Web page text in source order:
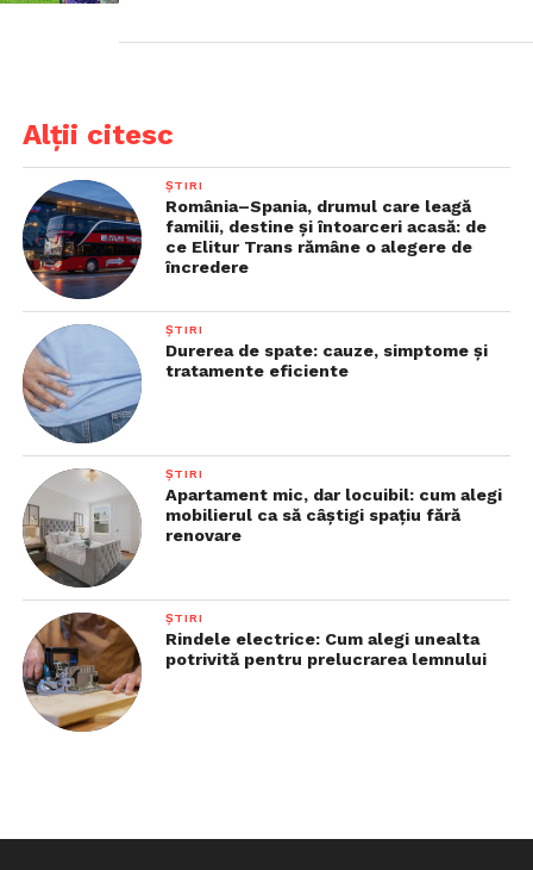
Alții citesc
ȘTIRI
România–Spania, drumul care leagă
familii, destine și întoarceri acasă: de
ce Elitur Trans rămâne o alegere de
încredere
ȘTIRI
Durerea de spate: cauze, simptome și
tratamente eficiente
ȘTIRI
Apartament mic, dar locuibil: cum alegi
mobilierul ca să câștigi spațiu fără
renovare
ȘTIRI
Rindele electrice: Cum alegi unealta
potrivită pentru prelucrarea lemnului